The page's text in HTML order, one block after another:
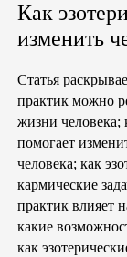
Как
изменить
Статья
практик можно
жизни человека;
помогает
человека; как
кармические
практик влияет
какие
как